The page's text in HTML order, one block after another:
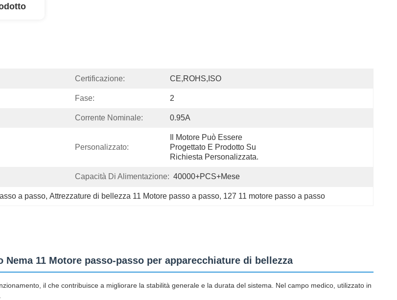
Certificazione: CE,ROHS,ISO
Fase: 2
Corrente Nominale: 0.95A
Personalizzato:
Il Motore Può Essere
Progettato E Prodotto Su
Richiesta Personalizzata.
Capacità Di Alimentazione: 40000+PCS+Mese
a passo, Attrezzature di bellezza 11 Motore passo a passo, 127 11 motore passo a passo
11 Motore passo-passo per apparecchiature di bellezza
il che contribuisce a migliorare la stabilità generale e la durata del sistema. Nel campo medico, utilizzato in